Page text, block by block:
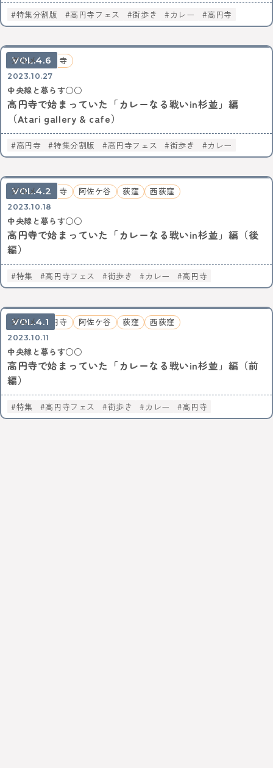
特集分割版 高円寺フェス 街歩き カレー 高円寺
4.6
グルメ 高円寺
2023.10.27
中央線と暮らす○○
高円寺で始まっていた「カレーなる戦いin杉並」編
（Atari gallery & cafe）
高円寺 特集分割版 高円寺フェス 街歩き カレー
4.2
グルメ 高円寺 阿佐ケ谷 荻窪 西荻窪
2023.10.18
中央線と暮らす○○
高円寺で始まっていた「カレーなる戦いin杉並」編（後
編）
特集 高円寺フェス 街歩き カレー 高円寺
4.1
グルメ 高円寺 阿佐ケ谷 荻窪 西荻窪
2023.10.11
中央線と暮らす○○
高円寺で始まっていた「カレーなる戦いin杉並」編（前
編）
特集 高円寺フェス 街歩き カレー 高円寺